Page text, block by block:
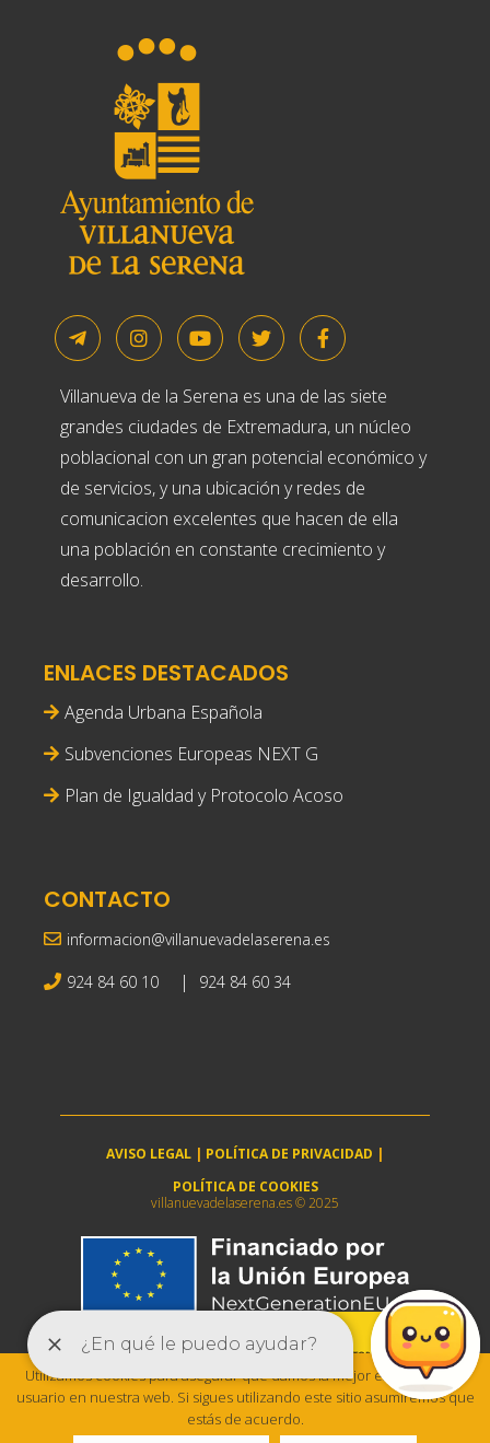
Villanueva de la Serena es una de las siete
grandes ciudades de Extremadura, un núcleo
poblacional con un gran potencial económico y
de servicios, y una ubicación y redes de
comunicacion excelentes que hacen de ella
una población en constante crecimiento y
desarrollo.
ENLACES DESTACADOS
Agenda Urbana Española
Subvenciones Europeas NEXT G
Plan de Igualdad y Protocolo Acoso
CONTACTO
informacion@villanuevadelaserena.es
924 84 60 10 | 924 84 60 34
AVISO LEGAL | POLÍTICA DE PRIVACIDAD |
POLÍTICA DE COOKIES
villanuevadelaserena.es © 2025
Utilizamos cookies para asegurar que damos la mejor experiencia al
usuario en nuestra web. Si sigues utilizando este sitio asumiremos que
estás de acuerdo.